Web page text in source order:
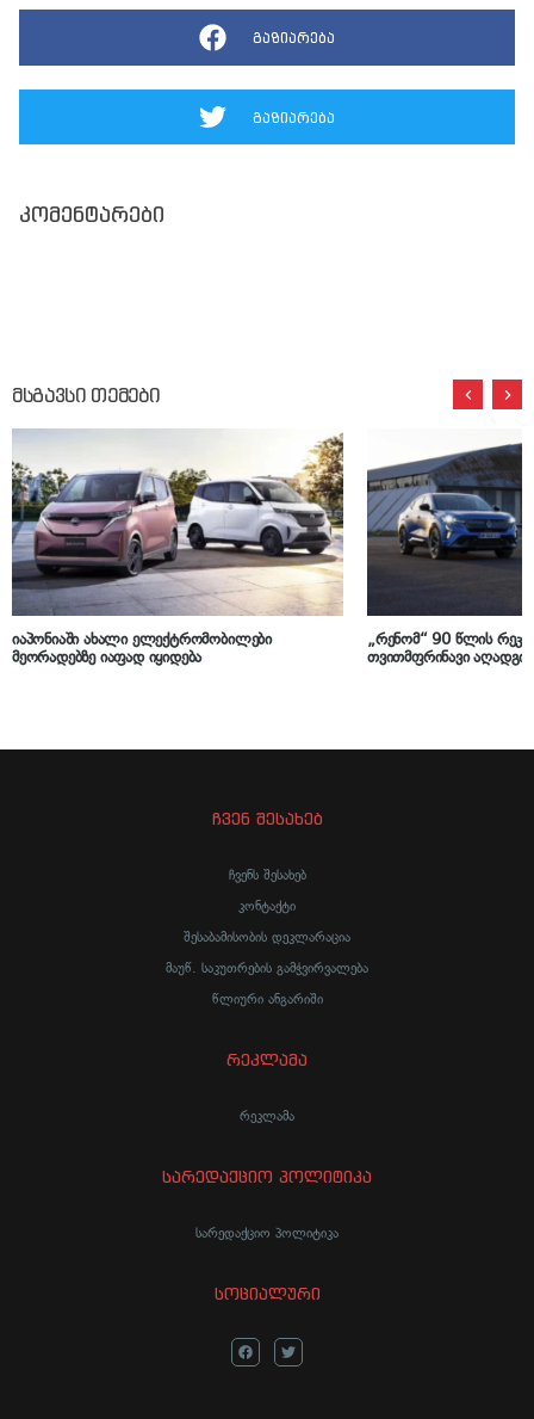
გაზიარება
გაზიარება
კომენტარები
მსგავსი თემები
იაპონიაში ახალი ელექტრომობილები
მეორადებზე იაფად იყიდება
„რენომ“ 90 წლის
თვითმფრინავი
ჩვენ შესახებ
ჩვენს შესახებ
კონტაქტი
შესაბამისობის დეკლარაცია
მაუწ. საკუთრების გამჭვირვალება
წლიური ანგარიში
რეკლამა
რეკლამა
სარედაქციო პოლიტიკა
სარედაქციო პოლიტიკა
სოციალური